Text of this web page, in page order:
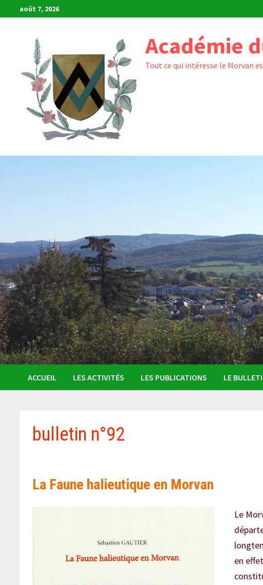
Passer
au
août 7, 2026
Académie
Tout ce qui intéresse le Morvan
ACCUEIL LES ACTIVITÉS LES PUBLICATIONS LE
bulletin n°92
La Faune halieutique en Morvan
Le
en